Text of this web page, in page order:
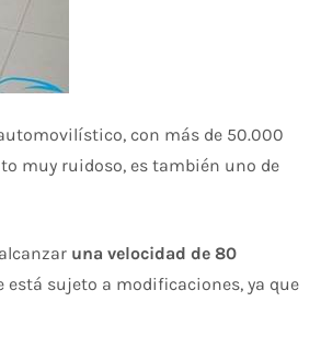
con más de 50.000
muy ruidoso, es también uno de
una velocidad de 80
sujeto a modificaciones, ya que